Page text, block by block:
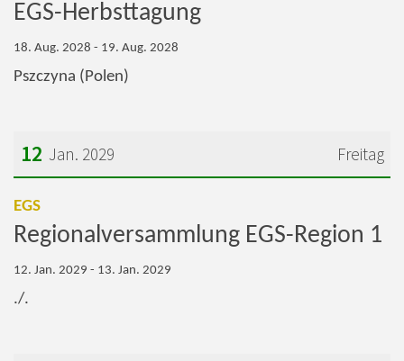
EGS-Herbsttagung
18. Aug. 2028 - 19. Aug. 2028
Pszczyna (Polen)
Freitag
12 Jan. 2029
EGS:
Regionalversammlung EGS-Region 1
12. Jan. 2029 - 13. Jan. 2029
./.